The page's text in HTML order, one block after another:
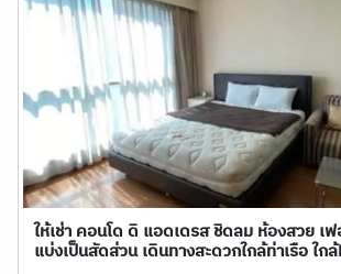
ให้เช่า คอนโด ดิ แอดเดรส ชิดลม ห้องสวย เ
แบ่งเป็นสัดส่วน เดินทางสะดวกใกล้ท่าเรือ ใก